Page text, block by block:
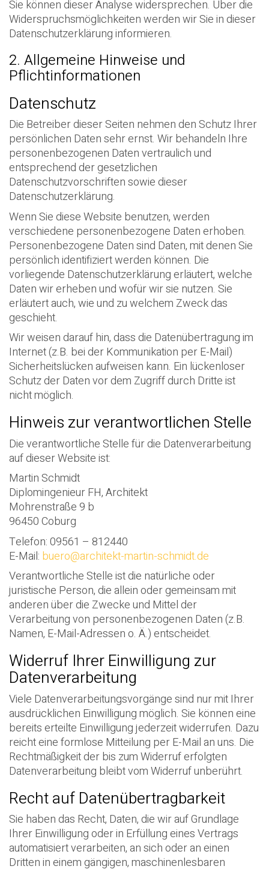
Sie können dieser Analyse widersprechen. Über die
Widerspruchsmöglichkeiten werden wir Sie in dieser
Datenschutzerklärung informieren.
2. Allgemeine Hinweise und
Pflichtinformationen
Datenschutz
Die Betreiber dieser Seiten nehmen den Schutz Ihrer
persönlichen Daten sehr ernst. Wir behandeln Ihre
personenbezogenen Daten vertraulich und
entsprechend der gesetzlichen
Datenschutzvorschriften sowie dieser
Datenschutzerklärung.
Wenn Sie diese Website benutzen, werden
verschiedene personenbezogene Daten erhoben.
Personenbezogene Daten sind Daten, mit denen Sie
persönlich identifiziert werden können. Die
vorliegende Datenschutzerklärung erläutert, welche
Daten wir erheben und wofür wir sie nutzen. Sie
erläutert auch, wie und zu welchem Zweck das
geschieht.
Wir weisen darauf hin, dass die Datenübertragung im
Internet (z.B. bei der Kommunikation per E-Mail)
Sicherheitslücken aufweisen kann. Ein lückenloser
Schutz der Daten vor dem Zugriff durch Dritte ist
nicht möglich.
Hinweis zur verantwortlichen Stelle
Die verantwortliche Stelle für die Datenverarbeitung
auf dieser Website ist:
Martin Schmidt
Diplomingenieur FH, Architekt
Mohrenstraße 9 b
96450 Coburg
Telefon: 09561 – 812440
E-Mail: buero@architekt-martin-schmidt.de
Verantwortliche Stelle ist die natürliche oder
juristische Person, die allein oder gemeinsam mit
anderen über die Zwecke und Mittel der
Verarbeitung von personenbezogenen Daten (z.B.
Namen, E-Mail-Adressen o. Ä.) entscheidet.
Widerruf Ihrer Einwilligung zur
Datenverarbeitung
Viele Datenverarbeitungsvorgänge sind nur mit Ihrer
ausdrücklichen Einwilligung möglich. Sie können eine
bereits erteilte Einwilligung jederzeit widerrufen. Dazu
reicht eine formlose Mitteilung per E-Mail an uns. Die
Rechtmäßigkeit der bis zum Widerruf erfolgten
Datenverarbeitung bleibt vom Widerruf unberührt.
Recht auf Datenübertragbarkeit
Sie haben das Recht, Daten, die wir auf Grundlage
Ihrer Einwilligung oder in Erfüllung eines Vertrags
automatisiert verarbeiten, an sich oder an einen
Dritten in einem gängigen, maschinenlesbaren